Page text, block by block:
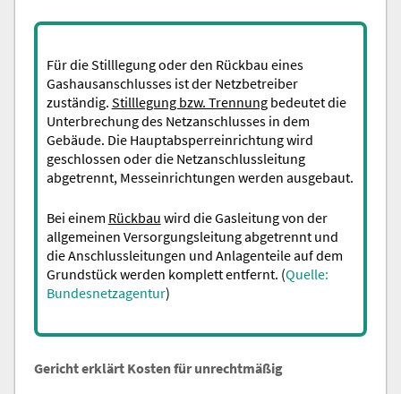
Für die Stilllegung oder den Rückbau eines
Gashausanschlusses ist der Netzbetreiber
zuständig. Stilllegung bzw. Trennungbedeutet die
Unterbrechung des Netzanschlusses in dem
Gebäude. Die Hauptabsperreinrichtung wird
geschlossen oder die Netzanschlussleitung
abgetrennt, Messeinrichtungen werden ausgebaut.
Bei einem Rückbau wird die Gasleitung von der
allgemeinen Versorgungsleitung abgetrennt und
die Anschlussleitungen und Anlagenteile auf dem
Grundstück werden komplett entfernt. (Quelle:
Bundesnetzagentur)
Gericht erklärt Kosten für unrechtmäßig